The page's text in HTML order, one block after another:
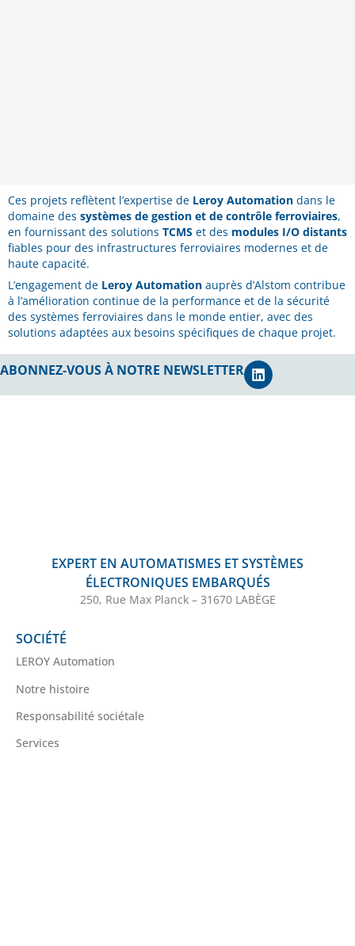
Ces projets reflètent l’expertise de Leroy Automation dans le
domaine des systèmes de gestion et de contrôle ferroviaires,
en fournissant des solutions TCMS et des modules I/O distants
fiables pour des infrastructures ferroviaires modernes et de
haute capacité.
L’engagement de Leroy Automation auprès d’Alstom contribue
à l’amélioration continue de la performance et de la sécurité
des systèmes ferroviaires dans le monde entier, avec des
solutions adaptées aux besoins spécifiques de chaque projet.
ABONNEZ-VOUS À NOTRE NEWSLETTER
EXPERT EN AUTOMATISMES ET SYSTÈMES
ÉLECTRONIQUES EMBARQUÉS
250, Rue Max Planck – 31670 LABÈGE
SOCIÉTÉ
LEROY Automation
Notre histoire
Responsabilité sociétale
Services